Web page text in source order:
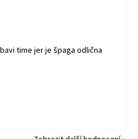
time jer je špaga odlična